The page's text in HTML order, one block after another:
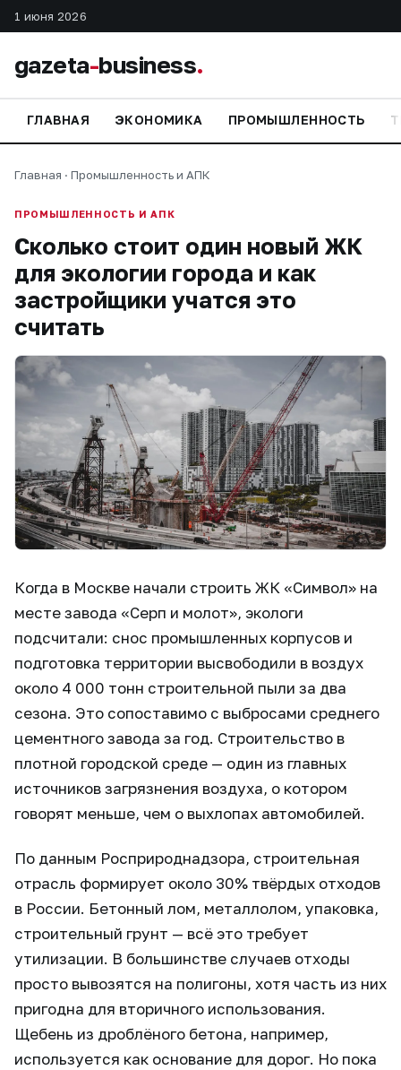
1 июня 2026
gazeta-business.
ГЛАВНАЯ ЭКОНОМИКА ПРОМЫШЛЕННОСТЬ
Главная · Промышленность и АПК
ПРОМЫШЛЕННОСТЬ И АПК
Сколько стоит один новый ЖК
для экологии города и как
застройщики учатся это
считать
Когда в Москве начали строить ЖК «Символ» на
месте завода «Серп и молот», экологи
подсчитали: снос промышленных корпусов и
подготовка территории высвободили в воздух
около 4 000 тонн строительной пыли за два
сезона. Это сопоставимо с выбросами среднего
цементного завода за год. Строительство в
плотной городской среде — один из главных
источников загрязнения воздуха, о котором
говорят меньше, чем о выхлопах автомобилей.
По данным Росприроднадзора, строительная
отрасль формирует около 30% твёрдых отходов
в России. Бетонный лом, металлолом, упаковка,
строительный грунт — всё это требует
утилизации. В большинстве случаев отходы
просто вывозятся на полигоны, хотя часть из них
пригодна для вторичного использования.
Щебень из дроблёного бетона, например,
используется как основание для дорог. Но пока